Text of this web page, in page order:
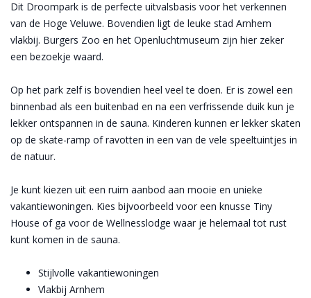
Dit Droompark is de perfecte uitvalsbasis voor het verkennen
van de Hoge Veluwe. Bovendien ligt de leuke stad Arnhem
vlakbij. Burgers Zoo en het Openluchtmuseum zijn hier zeker
een bezoekje waard.
Op het park zelf is bovendien heel veel te doen. Er is zowel een
binnenbad als een buitenbad en na een verfrissende duik kun je
lekker ontspannen in de sauna. Kinderen kunnen er lekker skaten
op de skate-ramp of ravotten in een van de vele speeltuintjes in
de natuur.
Je kunt kiezen uit een ruim aanbod aan mooie en unieke
vakantiewoningen. Kies bijvoorbeeld voor een knusse Tiny
House of ga voor de Wellnesslodge waar je helemaal tot rust
kunt komen in de sauna.
Stijlvolle vakantiewoningen
Vlakbij Arnhem